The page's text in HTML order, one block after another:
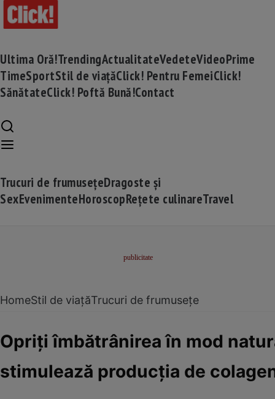
Ultima Oră!TrendingActualitateVedeteVideoPrime
TimeSportStil de viațăClick! Pentru FemeiClick!
SănătateClick! Poftă Bună!Contact
Trucuri de frumusețeDragoste și
SexEvenimenteHoroscopRețete culinareTravel
HomeStil de viațăTrucuri de frumusețe
Opriți îmbătrânirea în mod
stimulează producția de